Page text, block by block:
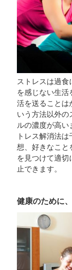
ストレスは過食
を感じない生活
活を送ることは
いう方法以外の
ルの濃度が高い
トレス解消法
想、好きなこと
を見つけて適
止できます。
健康のために